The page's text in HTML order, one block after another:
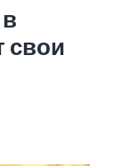
свои